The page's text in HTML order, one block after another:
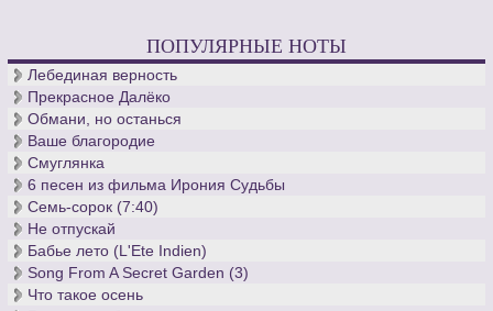
ПОПУЛЯРНЫЕ НОТЫ
Лебединая верность
Прекрасное Далёко
Обмани, но останься
Ваше благородие
Смуглянка
6 песен из фильма Ирония Судьбы
Семь-сорок (7:40)
Не отпускай
Бабье лето (L'Ete Indien)
Song From A Secret Garden (3)
Что такое осень